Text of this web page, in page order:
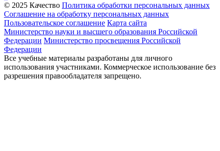
© 2025 Качество Политика обработки персональных данных
Соглашение на обработку персональных данных
Пользовательское соглашение Карта сайта
Министерство науки и высшего образования Российской
Федерации Министерство просвещения Российской
Федерации
Все учебные материалы разработаны для личного
использования участниками. Коммерческое использование без
разрешения правообладателя запрещено.